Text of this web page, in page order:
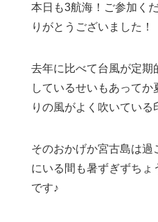
本日も3航海！ご参加く
りがとうございました！
去年に比べて台風が定期
しているせいもあって
りの風がよく吹いている
そのおかげか宮古島は
にいる間も暑ずぎずちょ
です♪